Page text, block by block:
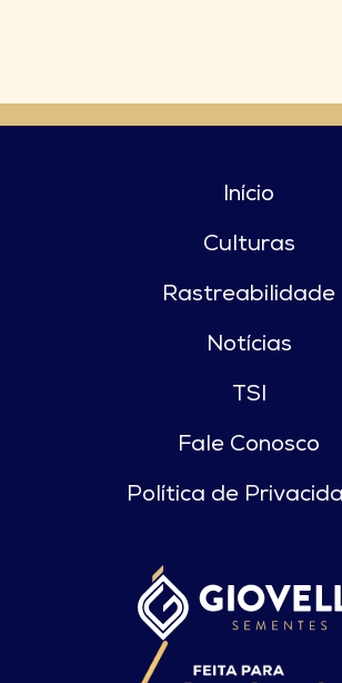
Início
Culturas
Rastreabilidade
Notícias
TSI
Fale Conosco
Política de